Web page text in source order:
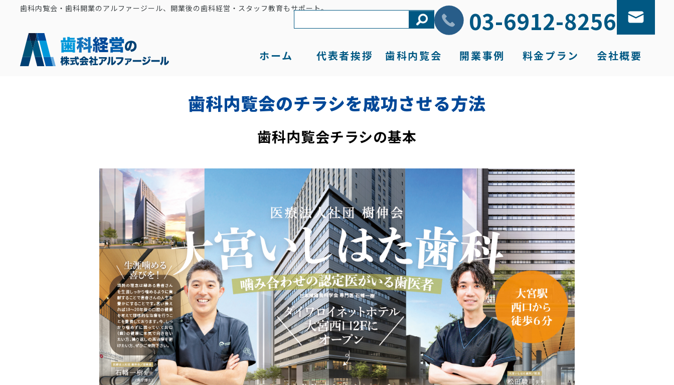
歯科内覧会・歯科開業のアルファージール、開業後の歯科経営・スタッフ教育もサポート。
ホーム 代表者挨拶 歯科内覧会 開業事例 料金プラン 会社概要
03-6912-8256
歯科内覧会のチラシを成功させる方法
歯科内覧会チラシの基本